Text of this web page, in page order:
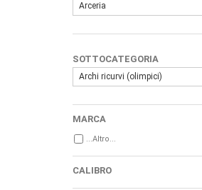
Arceria
SOTTOCATEGORIA
Archi ricurvi (olimpici)
MARCA
...Altro...
CALIBRO